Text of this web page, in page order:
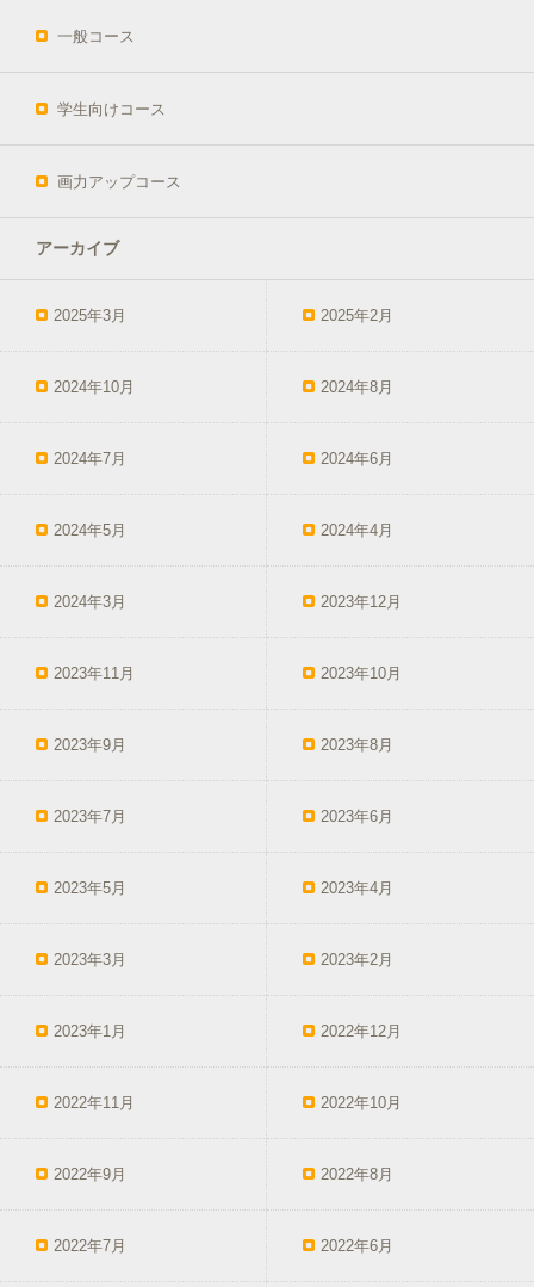
一般コース
学生向けコース
画力アップコース
アーカイブ
2025年3月 2025年2月
2024年10月 2024年8月
2024年7月 2024年6月
2024年5月 2024年4月
2024年3月 2023年12月
2023年11月 2023年10月
2023年9月 2023年8月
2023年7月 2023年6月
2023年5月 2023年4月
2023年3月 2023年2月
2023年1月 2022年12月
2022年11月 2022年10月
2022年9月 2022年8月
2022年7月 2022年6月